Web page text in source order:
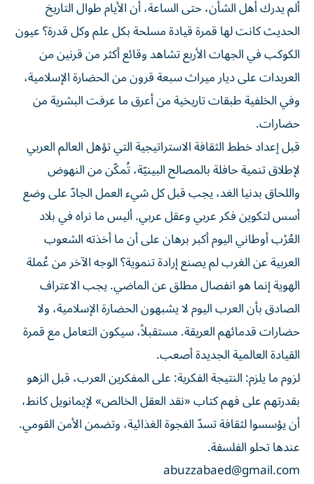
ألم يدرك أهل الشأن، حتى الساعة، أن الأيام طوال التاريخ
الحديث كانت لها قمرة قيادة مسلحة بكل علم وكل قدرة؟ عيون
الكوكب في الجهات الأربع تشاهد وقائع أكثر من قرنين من
العربدات على ديار ميراث سبعة قرون من الحضارة الإسلامية،
وفي الخلفية طبقات تاريخية من أعرق ما عرفت البشرية من
حضارات.
قبل إعداد خطط الثقافة الاستراتيجية التي تؤهل العالم العربي
لإطلاق تنمية حافلة بالمصالح البينيّة، تُمكّن من النهوض
واللحاق بدنيا الغد، يجب قبل كل شيء العمل الجادّ على وضع
أسس لتكوين فكر عربي وعقل عربي. أليس ما نراه في بلاد
العُرْب أوطاني اليوم أكبر برهان على أن ما أخذته الشعوب
العربية عن الغرب لم يصنع إرادة تنموية؟ الوجه الآخر من عُملة
الهوية إنما هو انفصال مطلق عن الماضي. يجب الاعتراف
الصادق بأن العرب اليوم لا يشبهون الحضارة الإسلامية، ولا
حضارات قدمائهم العريقة. مستقبلاً، سيكون التعامل مع قمرة
القيادة العالمية الجديدة أصعب.
لزوم ما يلزم: النتيجة الفكرية: على المفكرين العرب، قبل الزهو
بقدرتهم على فهم كتاب «نقد العقل الخالص» لإيمانويل كانط،
أن يؤسسوا لثقافة تسدّ الفجوة الغذائية، وتضمن الأمن القومي.
عندها تحلو الفلسفة.
abuzzabaed@gmail.com